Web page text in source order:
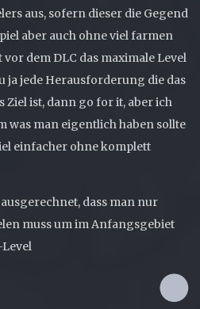
aus, sofern dieser die Gegend
aber auch ohne viel farmen
dem DLC das maximale Level
ja jede Herausforderung die das
Ziel ist, dann go for it, aber ich
was man eigentlich haben sollte
einfacher ohne komplett
dass man nur
muss um im Anfangsgebiet